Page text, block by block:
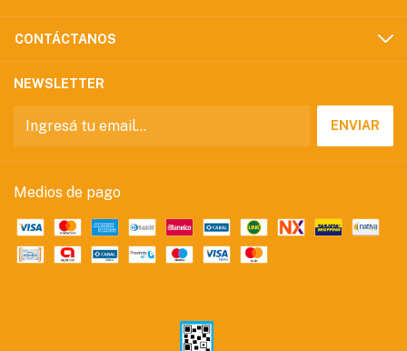
CONTÁCTANOS
NEWSLETTER
Medios de pago